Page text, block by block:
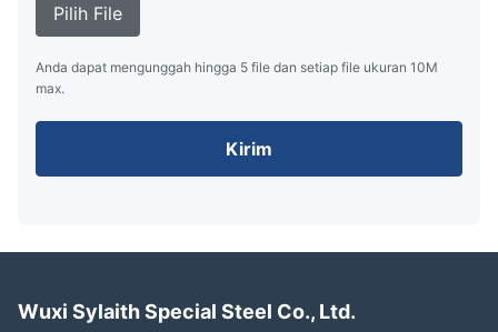
Pilih File
Anda dapat mengunggah hingga 5 file dan setiap file ukuran 10M
max.
Kirim
Wuxi Sylaith Special Steel Co., Ltd.